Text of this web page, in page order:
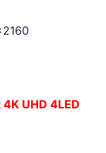
UHD 4LED